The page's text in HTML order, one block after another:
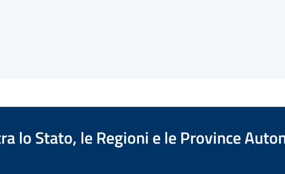
lo Stato, le Regioni e le Province